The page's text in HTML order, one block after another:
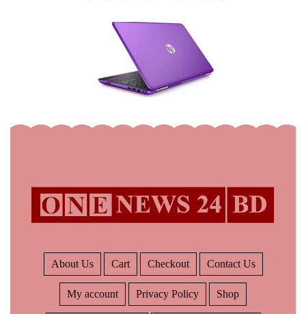
About Us Cart Checkout Contact Us
My account Privacy Policy Shop